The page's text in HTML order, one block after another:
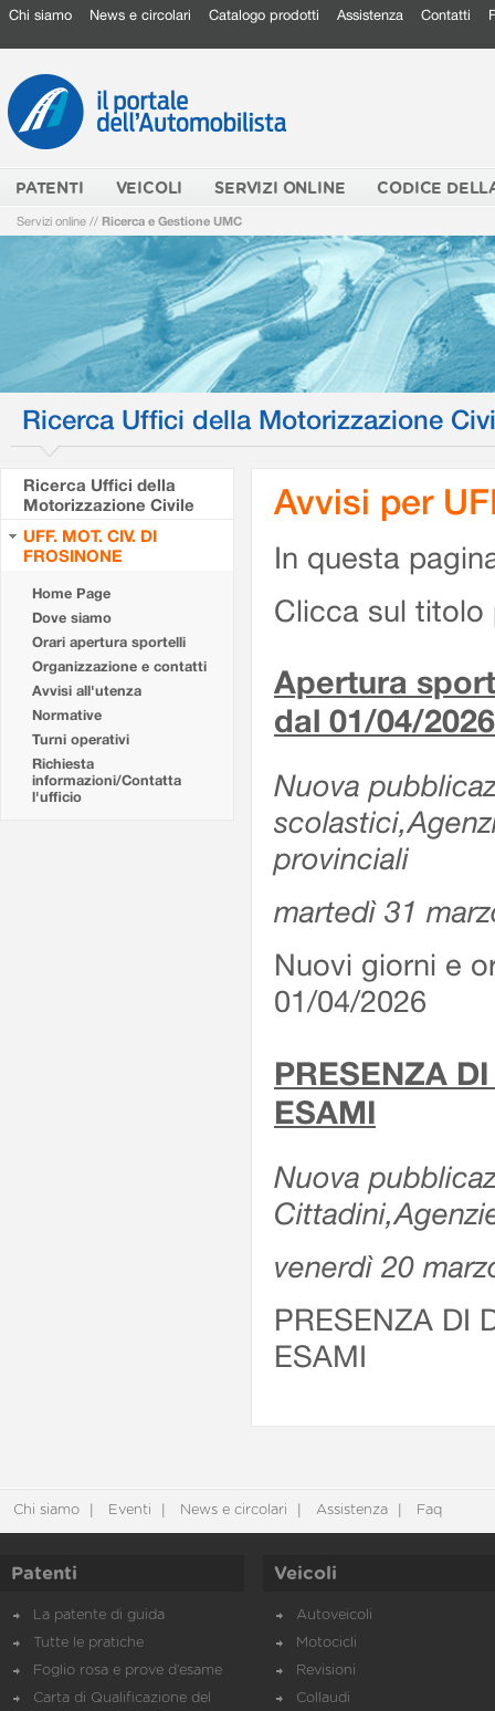
Chi siamo News e circolari Catalogo prodotti Assistenza Contatti
PATENTI VEICOLI SERVIZI ONLINE CODICE
Servizi online // Ricerca e Gestione UMC
Ricerca Uffici della Motorizzazione
Ricerca Uffici della
Motorizzazione Civile
UFF. MOT. CIV. DI
FROSINONE
Home Page
Dove siamo
Orari apertura sportelli
Organizzazione e contatti
Avvisi all'utenza
Normative
Turni operativi
Richiesta
informazioni/Contatta
l'ufficio
Avvisi per
In questa
Clicca sul titolo
Apertura
dal 01/04/2026
Nuova
provinciali
martedì 31
Nuovi giorni e
01/04/2026
PRESENZA
ESAMI
Nuova
venerdì 20
PRESENZA DI
ESAMI
Chi siamo Eventi News e circolari Assistenza Faq
Patenti
La patente di guida
Tutte le pratiche
Foglio rosa e prove d’esame
Carta di Qualificazione del
Veicoli
Autoveicoli
Motocicli
Revisioni
Collaudi